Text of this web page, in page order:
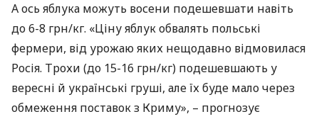
А ось яблука можуть восени подешевшати навіть
до 6-8 грн/кг. «Ціну яблук обвалять польські
фермери, від урожаю яких нещодавно відмовилася
Росія. Трохи (до 15-16 грн/кг) подешевшають у
вересні й українські груші, але їх буде мало через
обмеження поставок з Криму», – прогнозує